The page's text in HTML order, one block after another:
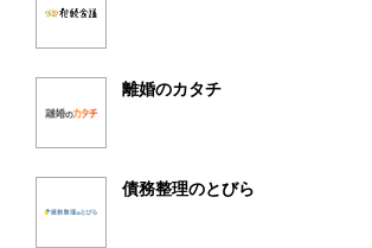
離婚のカタチ
債務整理のとびら